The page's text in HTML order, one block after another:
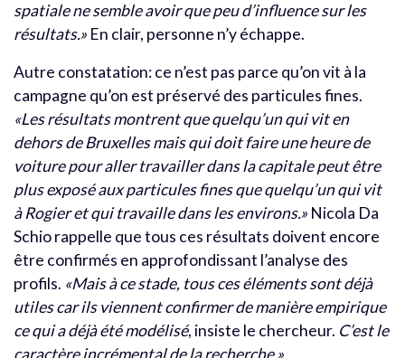
spatiale ne semble avoir que peu d’influence sur les
résultats.» En clair, personne n’y échappe.
Autre constatation: ce n’est pas parce qu’on vit à la
campagne qu’on est préservé des particules fines.
«Les résultats montrent que quelqu’un qui vit en
dehors de Bruxelles mais qui doit faire une heure de
voiture pour aller travailler dans la capitale peut être
plus exposé aux particules fines que quelqu’un qui vit
à Rogier et qui travaille dans les environs.» Nicola Da
Schio rappelle que tous ces résultats doivent encore
être confirmés en approfondissant l’analyse des
profils. «Mais à ce stade, tous ces éléments sont déjà
utiles car ils viennent confirmer de manière empirique
ce qui a déjà été modélisé, insiste le chercheur. C’est le
caractère incrémental de la recherche.»